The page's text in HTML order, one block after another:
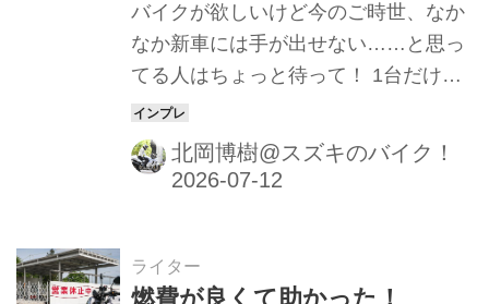
バイクが欲しいけど今のご時世、なか
なか新車には手が出せない……と思っ
てる人はちょっと待って！ 1台だけ
『ちょうどいい』のがあるんですが？
北岡博樹@スズキのバイク！
ライター
燃費が良くて助かった！